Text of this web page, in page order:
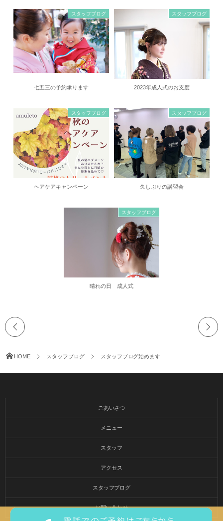
スタッフブログ
七五三の予約承ります
スタッフブログ
2023年成人式のお支度
スタッフブログ
ヘアケアキャンペーン
スタッフブログ
久しぶりの講習会
スタッフブログ
晴れの日 成人式
HOME スタッフブログ スタッフブログ始めます
ごあいさつ
メニュー
スタッフ
アクセス
スタッフブログ
お問い合わせ